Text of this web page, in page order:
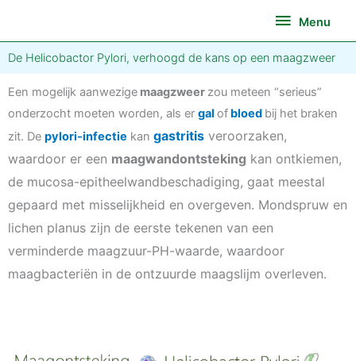
de
inhoud
Menu
Menu
De Helicobactor Pylori, verhoogd de kans op een maagzweer
Een mogelijk aanwezige maagzweer zou meteen “serieus”
onderzocht moeten worden, als er gal of bloed bij het braken
zit. De pylori-infectie kan gastritis veroorzaken,
waardoor er een maagwandontsteking kan ontkiemen,
de mucosa-epitheelwandbeschadiging, gaat meestal
gepaard met misselijkheid en overgeven. Mondspruw en
lichen planus zijn de eerste tekenen van een
verminderde maagzuur-PH-waarde, waardoor
maagbacteriën in de ontzuurde maagslijm overleven.